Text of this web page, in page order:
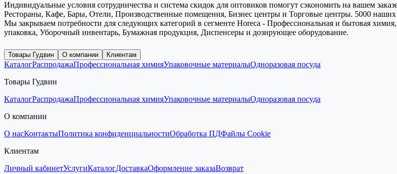
Индивидуальные условия сотрудничества и система скидок для оптовиков помогут сэкономить на вашем
Рестораны, Кафе, Бары, Отели, Производственные помещения, Бизнес центры и Торговые центры. 5000
Мы закрываем потребности для следующих категорий в сегменте Horeca - Профессиональная и бытовая
упаковка, Уборочный инвентарь, Бумажная продукция, Диспенсеры и дозирующее оборудование.
Товары Гудвин О компании Клиентам
КаталогРаспродажаПрофессиональная химияУпаковочные материалыОдноразовая посуда
Товары Гудвин
КаталогРаспродажаПрофессиональная химияУпаковочные материалыОдноразовая посуда
О компании
О насКонтактыПолитика конфиденциальностиОбработка ПДФайлы Cookie
Клиентам
Личный кабинетУслугиКаталогДоставкаОформление заказаВозврат